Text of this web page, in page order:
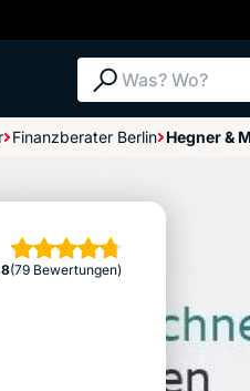
Suche: Was? Wo?
Finanzberater Berlin Hegner &
(79 Bewertungen)